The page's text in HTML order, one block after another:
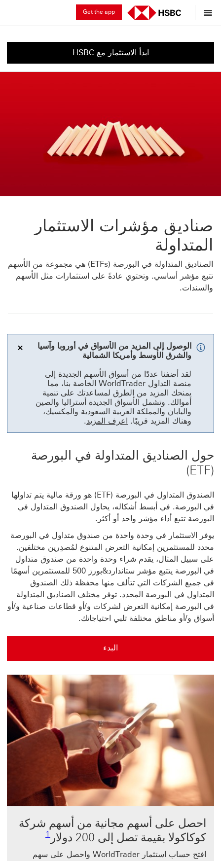
Get the app
ابدأ الاستثمار مع HSBC
صناديق مؤشرات الاستثمار
المتداولة
الصناديق المتداولة في البورصة (ETFs) هي مجموعة من الأسهم
تتبع مؤشر أساسي. وتحتوي عادةً على استثمارات مثل الأسهم
والسندات.
الوصول إلى المزيد من الأسواق في أوروبا وآسيا
والشرق الأوسط وأمريكا الشمالية
لقد أضفنا عددًا من أسواق الأسهم الجديدة إلى
منصة التداول WorldTrader الخاصة بنا، مما
يمنحك المزيد من الطرق لمساعدتك على تنمية
أموالك. وتشمل الأسواق الجديدة أستراليا والصين
واليابان والمملكة العربية السعودية والمكسيك،
وهناك المزيد قريبًا. اعرف المزيد.
حول ‏‫الصناديق المتداولة في البورصة
(ETF)‬
الصندوق المتداول في البورصة (ETF) هو ورقة مالية يتم تداولها
في البورصة. في أبسط أشكاله، يحاول الصندوق المتداول في
البورصة تتبع أداء مؤشر واحد أو أكثر.
يوفر الاستثمار في وحدة واحدة من صندوق متداول في البورصة
محدد للمستثمرين إمكانية التعرض المتنوع لمُصدِرين مختلفين.
‏‫على سبيل المثال، يقدم شراء وحدة واحدة من صندوق متداول
في البورصة يتتبع مؤشر ستاندارد&بورز 500 للمستثمرين أسهمًا
في جميع الشركات التي تتألف منها محفظة ذلك الصندوق
المتداول في البورصة المحدد. توفر مختلف الصناديق المتداولة
في البورصة إمكانية التعرض لشركات و/أو قطاعات صناعية و/أو
أسواق و/أو مناطق مختلفة تلبي احتياجاتك.
البدء
احصل على أسهم مجانية من أسهم شركة
كوكاكولا بقيمة تصل إلى 200 دولار
1
رابط
افتح حساب استثمار WorldTrader واحصل على سهم